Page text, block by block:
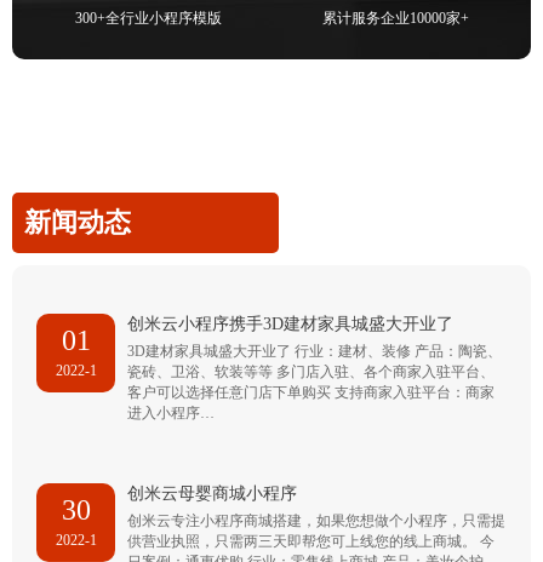
300+全行业小程序模版 累计服务企业10000家+
新闻动态
01
2022-1
创米云小程序携手3D建材家具城盛大开业了
3D建材家具城盛大开业了 行业：建材、装修 产品：陶瓷、
瓷砖、卫浴、软装等等 多门店入驻、各个商家入驻平台、
客户可以选择任意门店下单购买 支持商家入驻平台：商家
进入小程序…
30
2022-1
创米云母婴商城小程序
创米云专注小程序商城搭建，如果您想做个小程序，只需提
供营业执照，只需两三天即帮您可上线您的线上商城。 今